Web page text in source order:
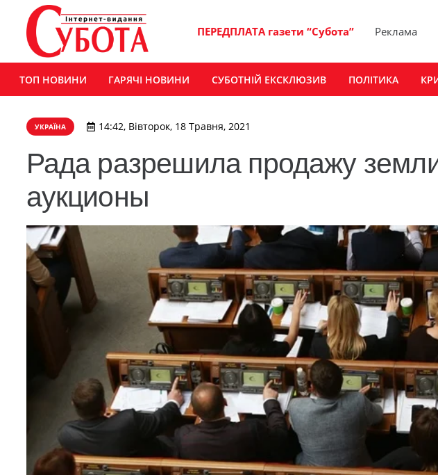
ПЕРЕДПЛАТА газети “Субота” Реклама
ТОП НОВИНИ ГАРЯЧІ НОВИНИ СУБОТНІЙ ЕКСКЛЮЗИВ ПОЛІТИКА
УКРАЇНА 14:42, Вівторок, 18 Травня, 2021
Рада разрешила продажу
аукционы